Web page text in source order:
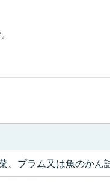
、プラム又は魚のかん